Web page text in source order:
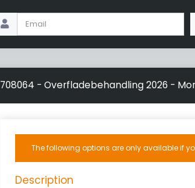
708064 - Overfladebehandling 2026 -
The following options are only available if
Description